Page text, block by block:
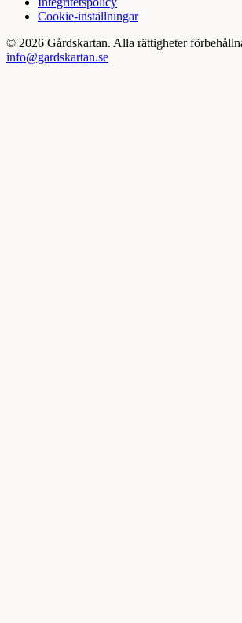
Cookie-inställningar
© 2026 Gårdskartan. Alla rättigheter
info@gardskartan.se